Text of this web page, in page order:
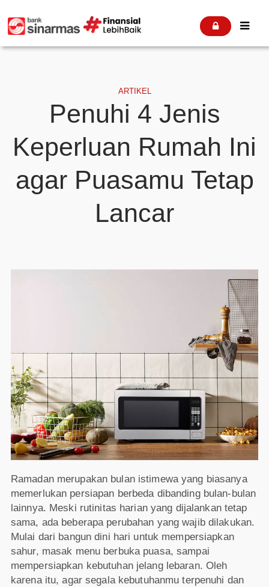
 
ARTIKEL
Penuhi 4 Jenis
Keperluan Rumah Ini
agar Puasamu Tetap
Lancar
Ramadan merupakan bulan istimewa yang biasanya
memerlukan persiapan berbeda dibanding bulan-bulan
lainnya. Meski rutinitas harian yang dijalankan tetap
sama, ada beberapa perubahan yang wajib dilakukan.
Mulai dari bangun dini hari untuk mempersiapkan
sahur, masak menu berbuka puasa, sampai
mempersiapkan kebutuhan jelang lebaran. Oleh
karena itu, agar segala kebutuhanmu terpenuhi dan